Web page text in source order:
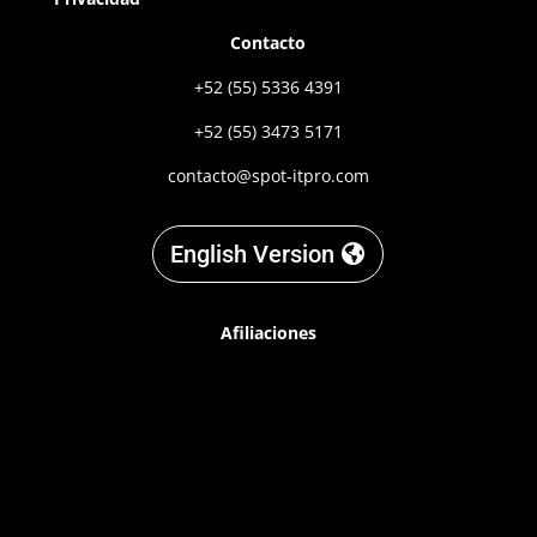
Contacto
+52 (55) 5336 4391
+52 (55) 3473 5171
contacto@spot-itpro.com
English Version
Afiliaciones